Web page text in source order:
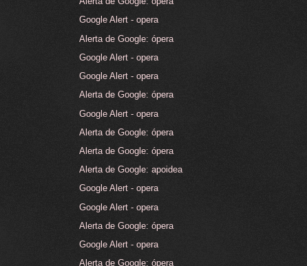
Google Alert - opera
Alerta de Google: ópera
Google Alert - opera
Google Alert - opera
Alerta de Google: ópera
Google Alert - opera
Alerta de Google: ópera
Alerta de Google: ópera
Alerta de Google: apoidea
Google Alert - opera
Google Alert - opera
Alerta de Google: ópera
Google Alert - opera
Alerta de Google: ópera